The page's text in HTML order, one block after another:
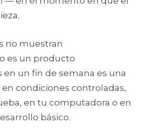
no muestran
es un producto
en un fin de semana es una
condiciones controladas,
en tu computadora o en
básico.